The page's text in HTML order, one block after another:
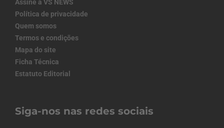
Assine a VS NEWS
Política de privacidade
Quem somos
Termos e condições
Mapa do site
Ficha Técnica
Estatuto Editorial
Siga-nos nas redes sociais